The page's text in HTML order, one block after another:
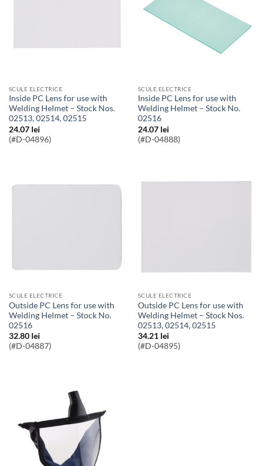
SCULE ELECTRICE
Inside PC Lens for use with
Welding Helmet – Stock Nos.
02513, 02514, 02515
24.07 lei
(#D-04896)
SCULE ELECTRICE
Inside PC Lens for use with
Welding Helmet – Stock No.
02516
24.07 lei
(#D-04888)
SCULE ELECTRICE
Outside PC Lens for use with
Welding Helmet – Stock No.
02516
32.80 lei
(#D-04887)
SCULE ELECTRICE
Outside PC Lens for use with
Welding Helmet – Stock Nos.
02513, 02514, 02515
34.21 lei
(#D-04895)